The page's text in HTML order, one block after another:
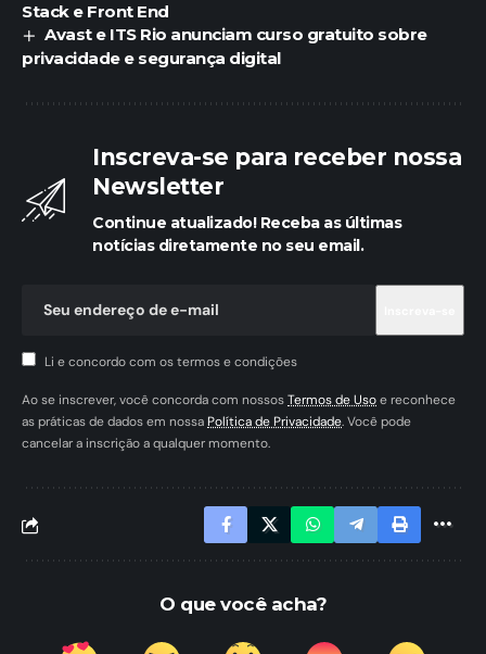
Stack e Front End
Avast e ITS Rio anunciam curso gratuito sobre
privacidade e segurança digital
Inscreva-se para receber nossa
Newsletter
Continue atualizado! Receba as últimas
notícias diretamente no seu email.
Li e concordo com os termos e condições
Ao se inscrever, você concorda com nossosTermos de Usoe reconhece
as práticas de dados em nossaPolítica de Privacidade. Você pode
cancelar a inscrição a qualquer momento.
O que você acha?